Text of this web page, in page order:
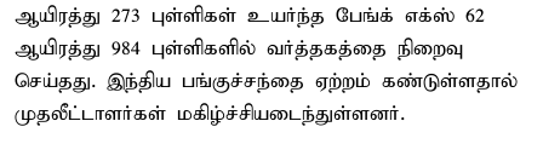
ஆயிரத்து 273 புள்ளிகள் உயர்ந்த பேங்க் எக்ஸ் 62
ஆயிரத்து 984 புள்ளிகளில் வர்த்தகத்தை நிறைவு
செய்தது. இந்திய பங்குச்சந்தை ஏற்றம் கண்டுள்ளதால்
முதலீட்டாளர்கள் மகிழ்ச்சியடைந்துள்ளனர்.